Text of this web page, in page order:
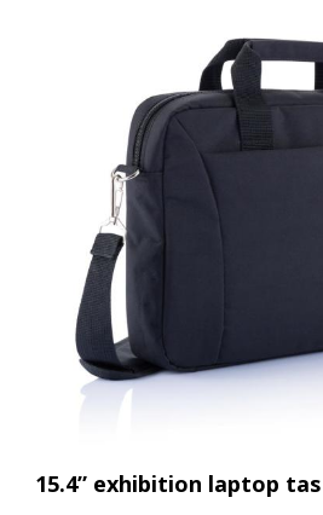
15.4” exhibition laptop